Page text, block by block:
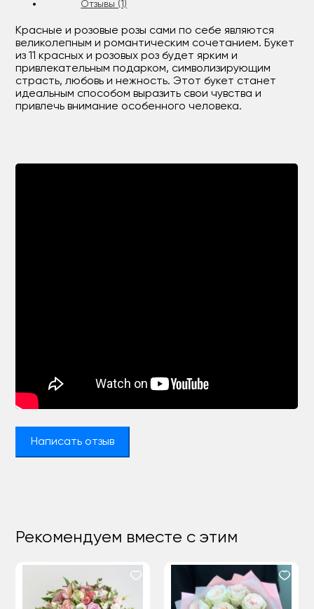
Отзывы (1)
Красные и розовые розы сами по себе являются
великолепным и романтическим сочетанием. Букет
из 11 красных и розовых роз будет ярким и
привлекательным подарком, символизирующим
страсть, любовь и нежность. Этот букет станет
идеальным способом выразить свои чувства и
привлечь внимание особенного человека.
Написать отзыв
Рекомендуем вместе с этим